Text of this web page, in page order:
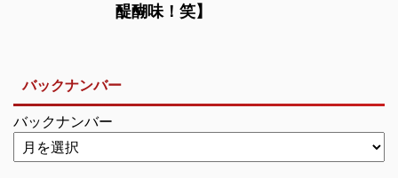
醍醐味！笑】
バックナンバー
バックナンバー